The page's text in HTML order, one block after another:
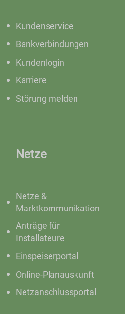
Kundenservice
Bankverbindungen
Kundenlogin
Karriere
Störung melden
Netze
Netze &
Marktkommunikation
Anträge für
Installateure
Einspeiserportal
Online-Planauskunft
Netzanschlussportal